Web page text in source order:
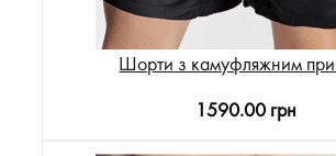
Шорти з камуфляжним
1590.00 грн